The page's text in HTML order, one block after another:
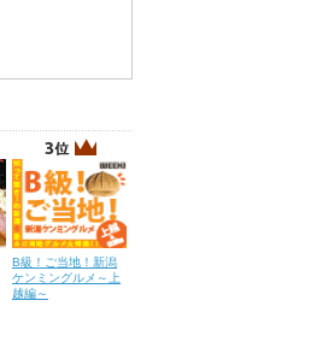
B級！ご当地！新潟
ケンミングルメ～上
越編～